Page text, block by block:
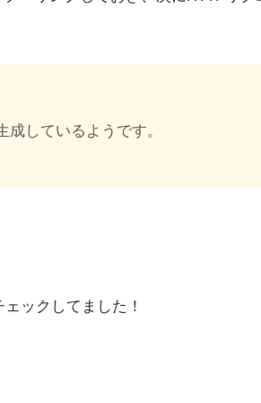
しているようです。
ックしてました！